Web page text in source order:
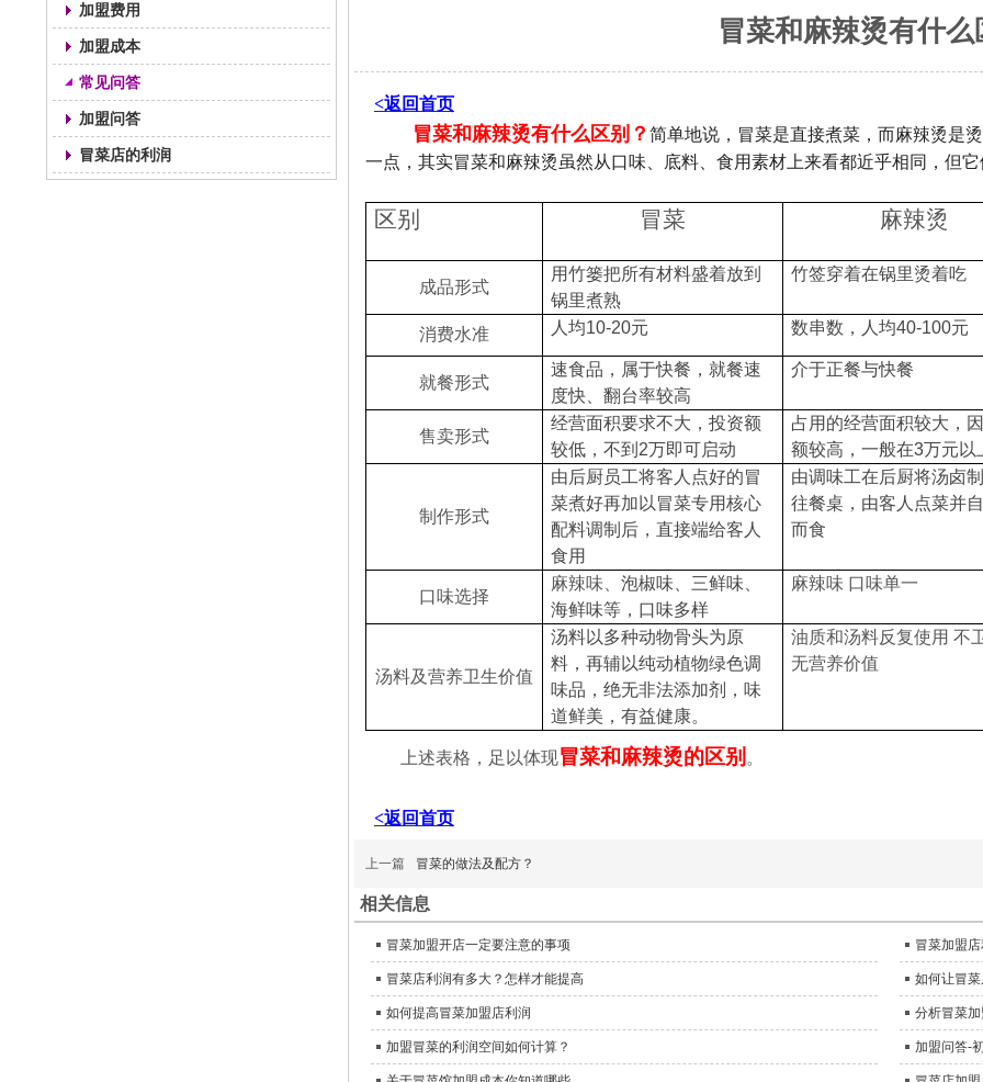
加盟费用
加盟成本
常见问答
加盟问答
冒菜店的利润
冒菜和麻辣烫有什么
<返回首页
冒菜和麻辣烫有什么区别？ 简单地说，冒菜是直接煮菜，而麻辣烫是
一点，其实冒菜和麻辣烫虽然从口味、底料、食用素材上来看都近乎相同，但
区别 冒菜 麻辣烫
成品形式
用竹篓把所有材料盛着放到
锅里煮熟
竹签穿着在锅里烫着吃
消费水准 人均10-20元 数串数，人均40-100元
就餐形式
速食品，属于快餐，就餐速
度快、翻台率较高
介于正餐与快餐
售卖形式
经营面积要求不大，投资额
较低，不到 2万即可启动
占用的经营面积较大，
额较高，一般在3万元以
制作形式
由后厨员工将客人点好的冒
菜煮好再加以冒菜专用核心
配料调制后，直接端给客人
食用
由调味工在后厨将汤卤
往餐桌，由客人点菜并
而食
口味选择
麻辣味、 泡椒味、三鲜味、
海鲜味等，口味多样
麻辣味 口味单一
汤料及营养卫生价值
汤料以多种动物骨头为原
料，再辅以纯动植物绿色调
味品，绝无非法添加剂，味
道鲜美，有益健康。
油质和汤料反复使用 不
无营养价值
上述表格，足以体现冒菜和麻辣烫的区别 。
<返回首页
上一篇 冒菜的做法及配方？
相关信息
冒菜加盟开店一定要注意的事项 冒菜加盟
冒菜店利润有多大？怎样才能提高 如何让冒
如何提高冒菜加盟店利润 分析冒菜
加盟冒菜的利润空间如何计算？ 加盟问答-